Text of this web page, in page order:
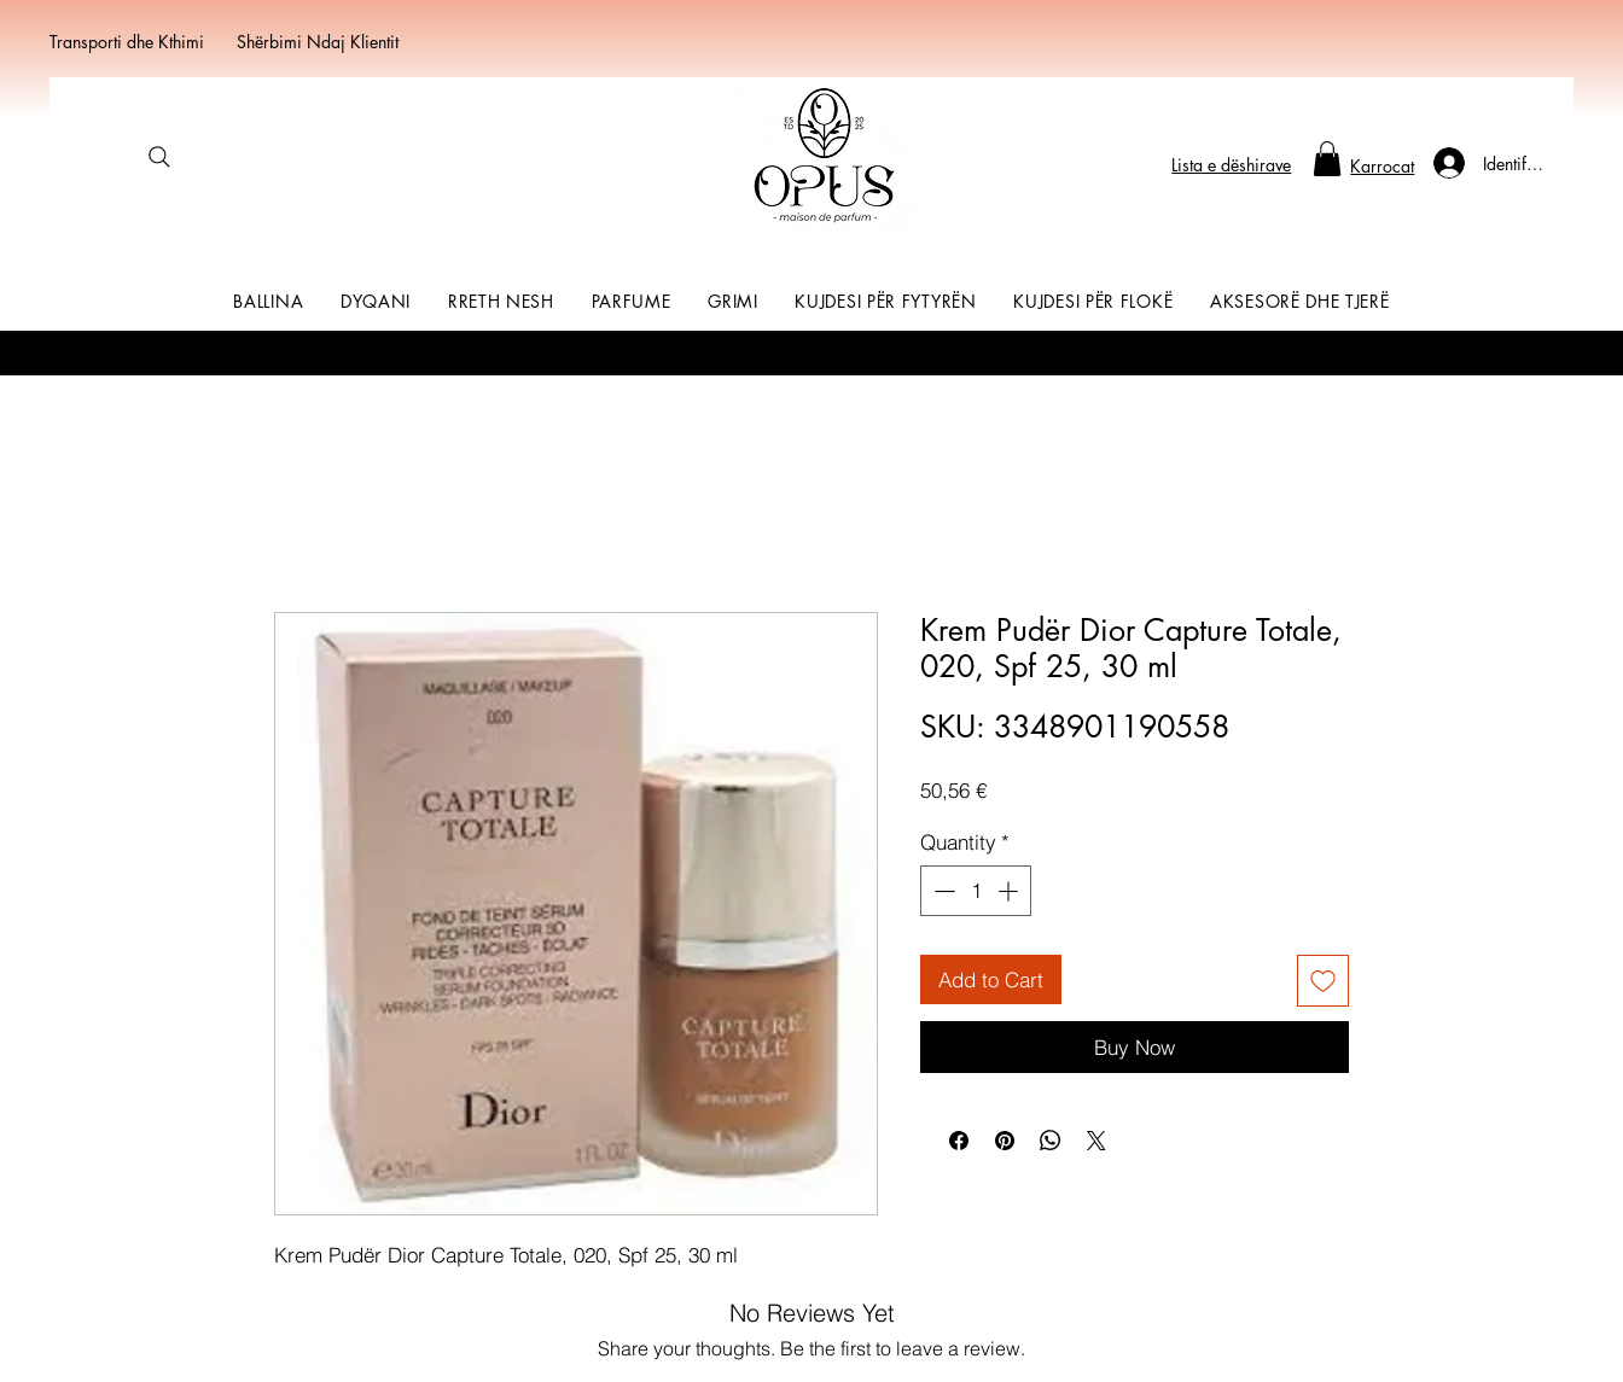
Transporti dhe Kthimi Shërbimi Ndaj Klientit
Lista e dëshirave Identifikohu
Karrocat
BALLINA DYQANI RRETH NESH PARFUME GRIMI KUJDESI PËR FYTYRËN KUJDESI PËR FLOKË AKSESORË DHE TJERË
Krem Pudër Dior Capture Totale, 020, Spf 25, 30 ml
Krem Pudër Dior Capture Totale,
020, Spf 25, 30 ml
SKU: 3348901190558
50,56 €Price
Quantity *
Add to Cart
Buy Now
No Reviews Yet
Share your thoughts. Be the first to leave a review.